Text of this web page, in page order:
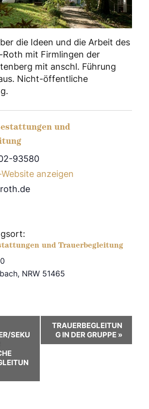
die Ideen und die Arbeit des
Roth mit Firmlingen der
mit anschl. Führung
Nicht-öffentliche
und
93580
anzeigen
und Trauerbegleitung
, NRW 51465
SEKU
TRAUERBEGLEITUN
G IN DER GRUPPE »